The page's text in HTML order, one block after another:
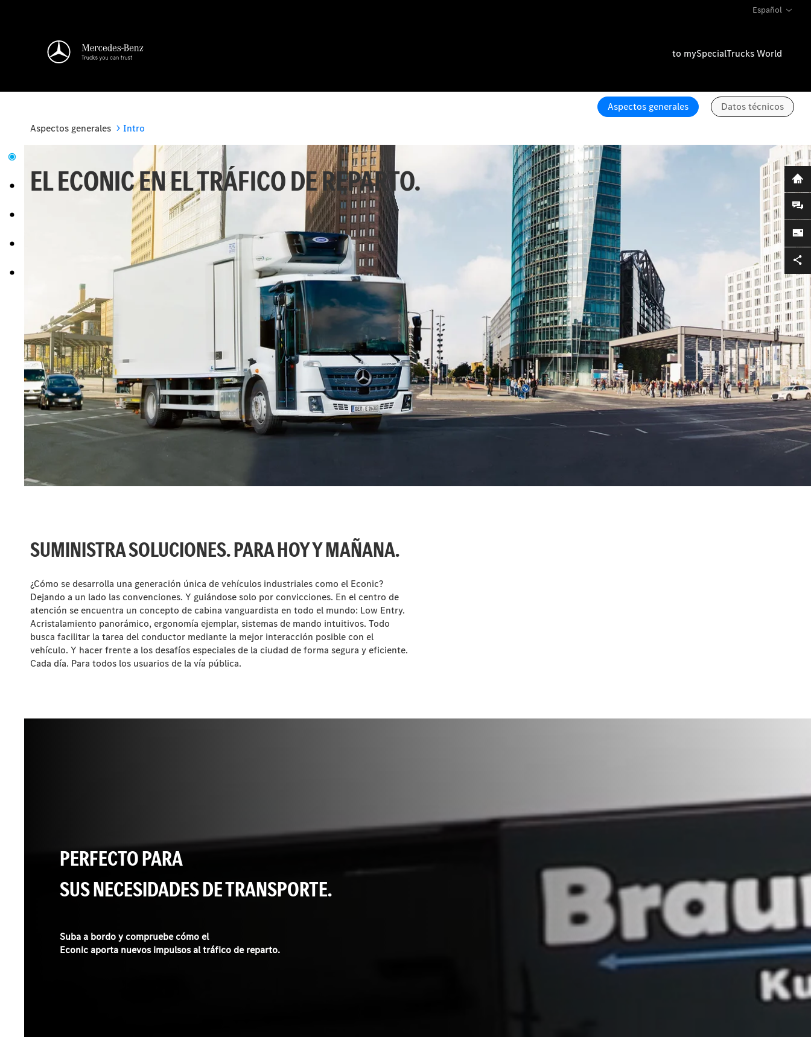
Español
to mySpecialTrucks World
Aspectos generales
Datos técnicos
Aspectos generales
Intro
EL ECONIC EN EL TRÁFICO DE REPARTO.
SUMINISTRA SOLUCIONES. PARA HOY Y MAÑANA.
¿Cómo se desarrolla una generación única de vehículos industriales como el Econic?
Dejando a un lado las convenciones. Y guiándose solo por convicciones. En el centro de
atención se encuentra un concepto de cabina vanguardista en todo el mundo: Low Entry.
Acristalamiento panorámico, ergonomía ejemplar, sistemas de mando intuitivos. Todo
busca facilitar la tarea del conductor mediante la mejor interacción posible con el
vehículo. Y hacer frente a los desafíos especiales de la ciudad de forma segura y eficiente.
Cada día. Para todos los usuarios de la vía pública.
PERFECTO PARA
SUS NECESIDADES DE TRANSPORTE.
Suba a bordo y compruebe cómo el
Econic aporta nuevos impulsos al tráfico de reparto.